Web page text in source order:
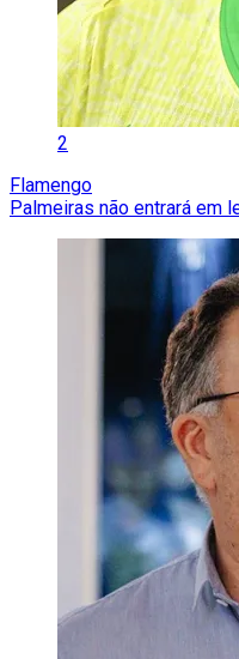
2
Flamengo
Palmeiras não entrará em